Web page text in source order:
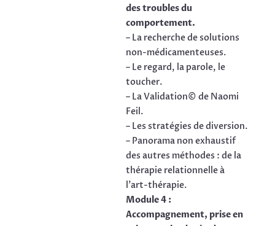
des troubles du
comportement.
– La recherche de solutions
non-médicamenteuses.
– Le regard, la parole, le
toucher.
– La Validation© de Naomi
Feil.
– Les stratégies de diversion.
– Panorama non exhaustif
des autres méthodes : de la
thérapie relationnelle à
l’art-thérapie.
Module 4 :
Accompagnement, prise en